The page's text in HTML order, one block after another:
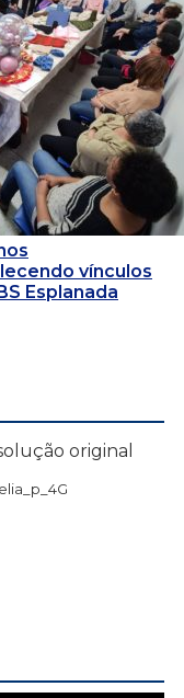
vínculos
Esplanada
original